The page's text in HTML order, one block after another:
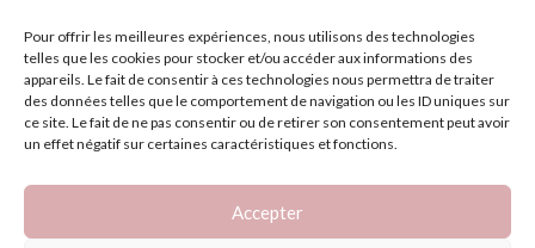
Pour offrir les meilleures expériences, nous utilisons des technologies
telles que les cookies pour stocker et/ou accéder aux informations des
appareils. Le fait de consentir à ces technologies nous permettra de traiter
des données telles que le comportement de navigation ou les ID uniques sur
ce site. Le fait de ne pas consentir ou de retirer son consentement peut avoir
un effet négatif sur certaines caractéristiques et fonctions.
Accepter